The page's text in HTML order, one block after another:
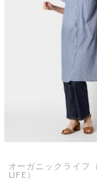
オーガニックライフ
LIFE）